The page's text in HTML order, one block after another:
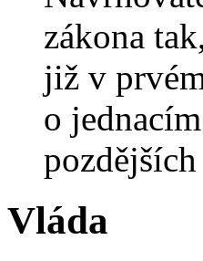
zákona
již v
o
Vláda